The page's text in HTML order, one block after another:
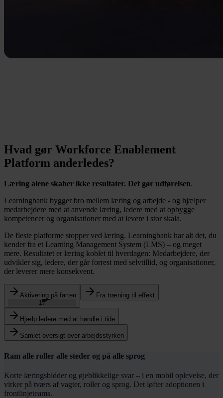
Hvad gør Workforce Enablement
Platform anderledes?
Læring alene skaber ikke resultater. Det gør udførelsen.
Learningbank bygger bro mellem læring og arbejde - og hjælper
medarbejdere med at anvende læring, ledere med at opbygge
kompetencer og organisationer med at levere i stor skala.
De fleste platforme stopper ved læring. Learningbank har alt det, du
kender fra et Learning Management System (LMS) – og meget
mere. Resultatet er læring koblet til hverdagen: Medarbejdere, der
udvikler sig, ledere, der går forrest med selvtillid, og organisationer,
der leverer mere konsekvent.
Aktivering på farten
15
Fra træning til effekt
Hjælp ledere med at handle i tide
Samlet oversigt over arbejdsstyrken
Ram alle roller alle steder og på alle sprog
Korte læringsbidder og øjeblikkelige svar – i en mobil oplevelse, der
virker på tværs af vagter, roller og sprog. Det løfter adoptionen i
frontlinjeteams.